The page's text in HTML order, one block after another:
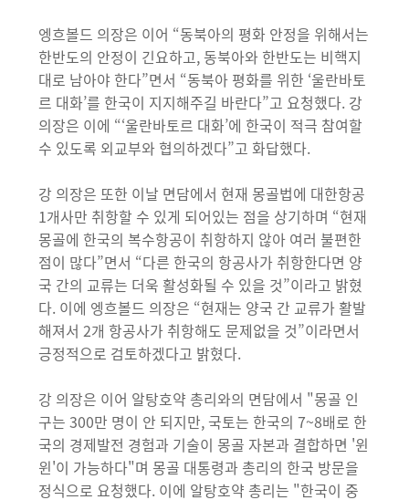
엥흐볼드 의장은 이어 “동북아의 평화 안정을 위해서는
한반도의 안정이 긴요하고, 동북아와 한반도는 비핵지
대로 남아야 한다”면서 “동북아 평화를 위한 ‘울란바토
르 대화’를 한국이 지지해주길 바란다”고 요청했다. 강
의장은 이에 “‘울란바토르 대화’에 한국이 적극 참여할
수 있도록 외교부와 협의하겠다”고 화답했다.
강 의장은 또한 이날 면담에서 현재 몽골법에 대한항공
1개사만 취항할 수 있게 되어있는 점을 상기하며 “현재
몽골에 한국의 복수항공이 취항하지 않아 여러 불편한
점이 많다”면서 “다른 한국의 항공사가 취항한다면 양
국 간의 교류는 더욱 활성화될 수 있을 것”이라고 밝혔
다. 이에 엥흐볼드 의장은 “현재는 양국 간 교류가 활발
해져서 2개 항공사가 취항해도 문제없을 것”이라면서
긍정적으로 검토하겠다고 밝혔다.
강 의장은 이어 알탕호약 총리와의 면담에서 "몽골 인
구는 300만 명이 안 되지만, 국토는 한국의 7~8배로 한
국의 경제발전 경험과 기술이 몽골 자본과 결합하면 '윈
윈'이 가능하다"며 몽골 대통령과 총리의 한국 방문을
정식으로 요청했다. 이에 알탕호약 총리는 "한국이 중